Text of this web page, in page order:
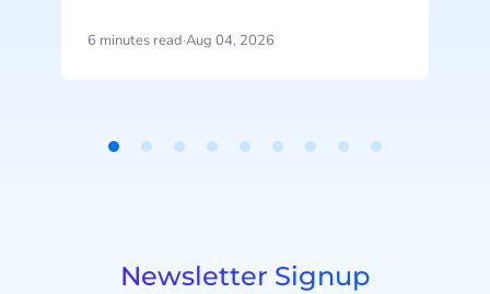
gespreksgeschiedenis. Ontdek hoe
6 minutes read·Aug 04, 2026
Newsletter Signup